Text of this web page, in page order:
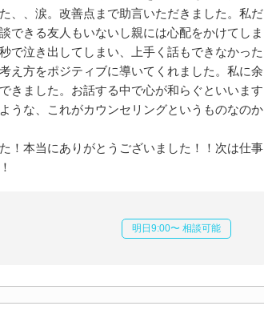
、、涙。改善点まで助言いただきました。私だ
できる友人もいないし親には心配をかけてしま
で泣き出してしまい、上手く話もできなかった
え方をポジティブに導いてくれました。私に余
きました。お話する中で心が和らぐといいます
うな、これがカウンセリングというものなのか
！本当にありがとうございました！！次は仕事
明日9:00〜 相談可能